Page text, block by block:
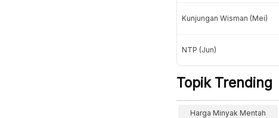
Kunjungan Wisman (Mei)
NTP (Jun)
Topik Trending
Harga Minyak Mentah